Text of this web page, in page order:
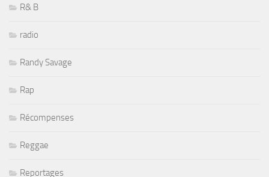
R& B
radio
Randy Savage
Rap
Récompenses
Reggae
Reportages